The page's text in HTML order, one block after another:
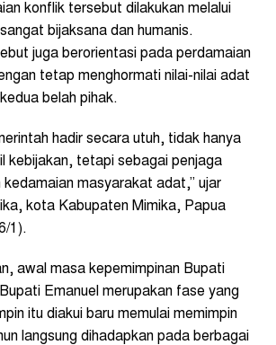
konflik tersebut dilakukan melalui
bijaksana dan humanis.
juga berorientasi pada perdamaian
tetap menghormati nilai-nilai adat
belah pihak.
hadir secara utuh, tidak hanya
kebijakan, tetapi sebagai penjaga
kedamaian masyarakat adat,” ujar
kota Kabupaten Mimika, Papua
1).
awal masa kepemimpinan Bupati
Emanuel merupakan fase yang
itu diakui baru memulai memimpin
langsung dihadapkan pada berbagai